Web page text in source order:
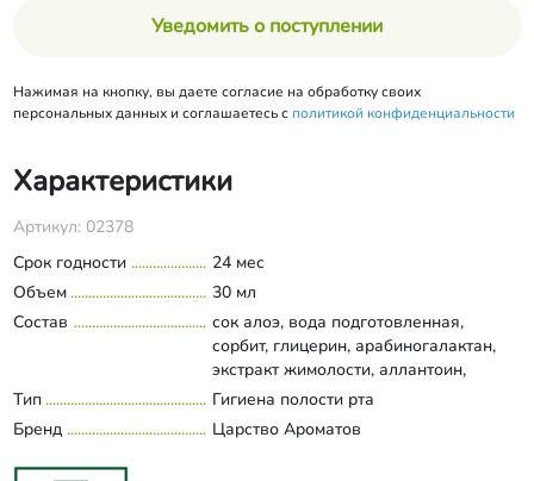
Уведомить о поступлении
Нажимая на кнопку, вы даете согласие на обработку своих
персональных данных и соглашаетесь с политикой конфиденциальности
Характеристики
Артикул: 02378
Срок годности
24 мес
Объем
30 мл
Состав
сок алоэ, вода подготовленная,
сорбит, глицерин, арабиногалактан,
экстракт жимолости, аллантоин,
ПЭГ-40 гидрогенизированное
касторовое масло, масло эфирное
мяты, ароматизатор пищевой
Развернуть состав
Тип
Гигиена полости рта
Бренд
Царство Ароматов